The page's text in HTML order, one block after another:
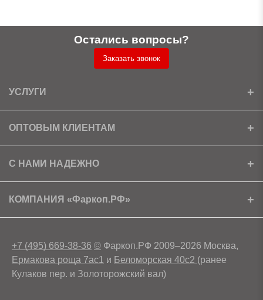
Остались вопросы?
Заказать звонок
УСЛУГИ
Установка
Доставка
ОПТОВЫМ КЛИЕНТАМ
Ищем партнеров
Скачать прайс
С НАМИ НАДЕЖНО
Сертификаты
Условия возврата
КОМПАНИЯ «Фаркоп.РФ»
+7 (495) 669-38-36 © Фаркоп.РФ 2009–2026 Москва,
Ермакова роща 7ас1 и Беломорская 40с2 (ранее
Кулаков пер. и Золоторожский вал)